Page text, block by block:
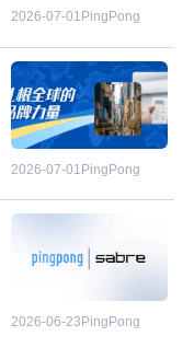
2026-07-01 PingPong
2026-07-01PingPong
2026-06-23 PingPong